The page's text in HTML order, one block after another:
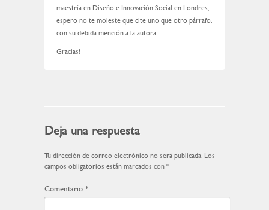
maestría en Diseño e Innovación Social en Londres,
espero no te moleste que cite uno que otro párrafo,
con su debida mención a la autora.
Gracias!
Deja una respuesta
Tu dirección de correo electrónico no será publicada. Los
campos obligatorios están marcados con *
Comentario *